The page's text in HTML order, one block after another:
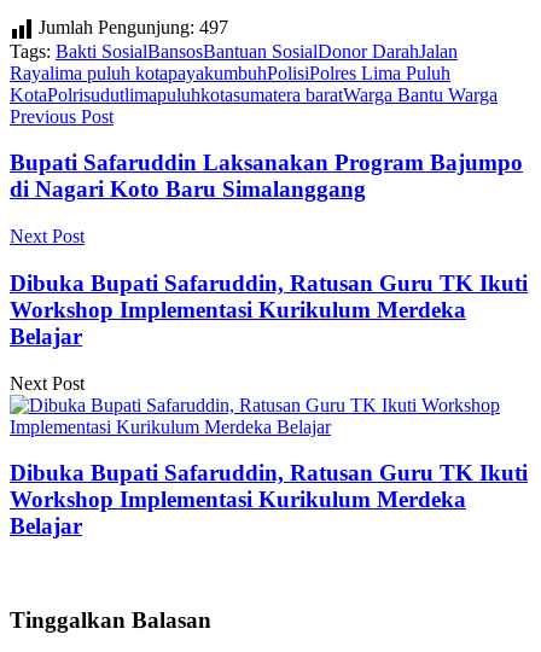
Jumlah Pengunjung: 497
Tags: Bakti SosialBansosBantuan SosialDonor DarahJalan
Rayalima puluh kotapayakumbuhPolisiPolres Lima Puluh
KotaPolrisudutlimapuluhkotasumatera baratWarga Bantu Warga
Previous Post
Bupati Safaruddin Laksanakan Program Bajumpo
di Nagari Koto Baru Simalanggang
Next Post
Dibuka Bupati Safaruddin, Ratusan Guru TK Ikuti
Workshop Implementasi Kurikulum Merdeka
Belajar
Next Post
Dibuka Bupati Safaruddin, Ratusan Guru TK Ikuti
Workshop Implementasi Kurikulum Merdeka
Belajar
Tinggalkan Balasan